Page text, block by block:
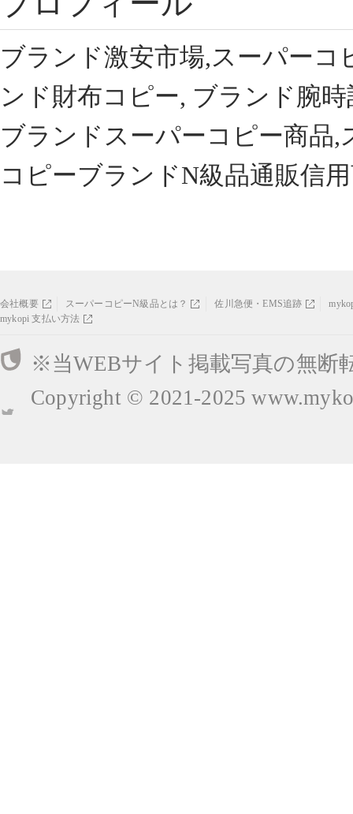
ブランド激安市場,スーパー
ンド財布コピー, ブランド腕
ブランドスーパーコピー商品
コピーブランドN級品通販信
会社概要 スーパーコピーN級品とは？ 佐川急便・EMS追跡
mykopi 支払い方法
※当WEBサイト掲載写真の無断
Copyright © 2021-2025